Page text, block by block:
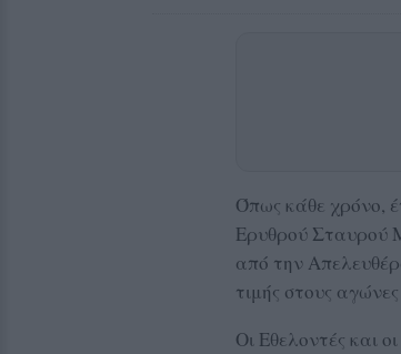
Όπως κάθε χρόνο,
Ερυθρού Σταυρού
από την
τιμής στους
Οι Εθελοντές και